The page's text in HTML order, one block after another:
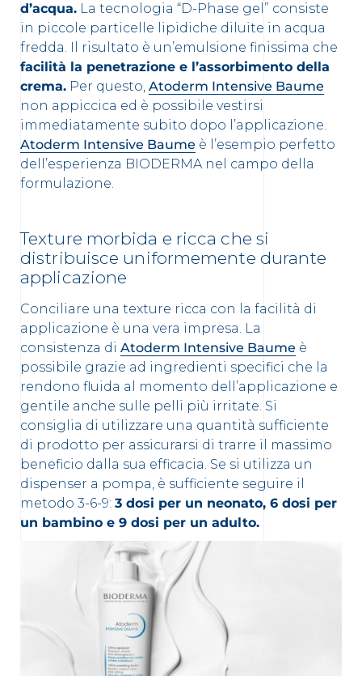
d’acqua. La tecnologia “D-Phase gel” consiste
in piccole particelle lipidiche diluite in acqua
fredda. Il risultato è un’emulsione finissima che
facilità la penetrazione e l’assorbimento della
crema. Per questo, Atoderm Intensive Baume
non appiccica ed è possibile vestirsi
immediatamente subito dopo l’applicazione.
Atoderm Intensive Baume è l’esempio perfetto
dell’esperienza BIODERMA nel campo della
formulazione.
Texture morbida e ricca che si
distribuisce uniformemente durante
applicazione
Conciliare una texture ricca con la facilità di
applicazione è una vera impresa. La
consistenza di Atoderm Intensive Baume è
possibile grazie ad ingredienti specifici che la
rendono fluida al momento dell’applicazione e
gentile anche sulle pelli più irritate. Si
consiglia di utilizzare una quantità sufficiente
di prodotto per assicurarsi di trarre il massimo
beneficio dalla sua efficacia. Se si utilizza un
dispenser a pompa, è sufficiente seguire il
metodo 3-6-9: 3 dosi per un neonato, 6 dosi per
un bambino e 9 dosi per un adulto.